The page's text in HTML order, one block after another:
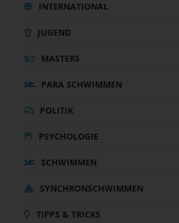
INTERNATIONAL
JUGEND
MASTERS
PARA SCHWIMMEN
POLITIK
PSYCHOLOGIE
SCHWIMMEN
SYNCHRONSCHWIMMEN
TIPPS & TRICKS